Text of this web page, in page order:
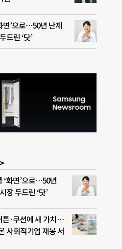
면’으로…50년 난제
드린 ‘닷’
‘화면’으로…50년
장 두드린 ‘닷’
튼·쿠션에 새 가치…
사회적기업 재봉 서